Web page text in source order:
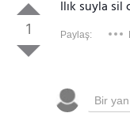
1
Ilık suyla sil
Paylaş: